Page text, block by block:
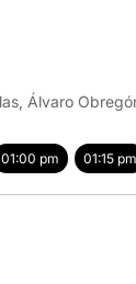
Álvaro
01:00 pm 01:15 pm